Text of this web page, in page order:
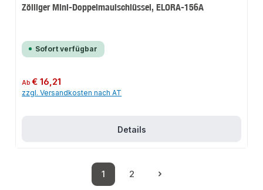
Zölliger Mini-Doppelmaulschlüssel, ELORA-156A
Sofort verfügbar
Regulärer Preis:
Ab€ 16,21
zzgl. Versandkosten nach AT
Details
Seite
1
Seite
2